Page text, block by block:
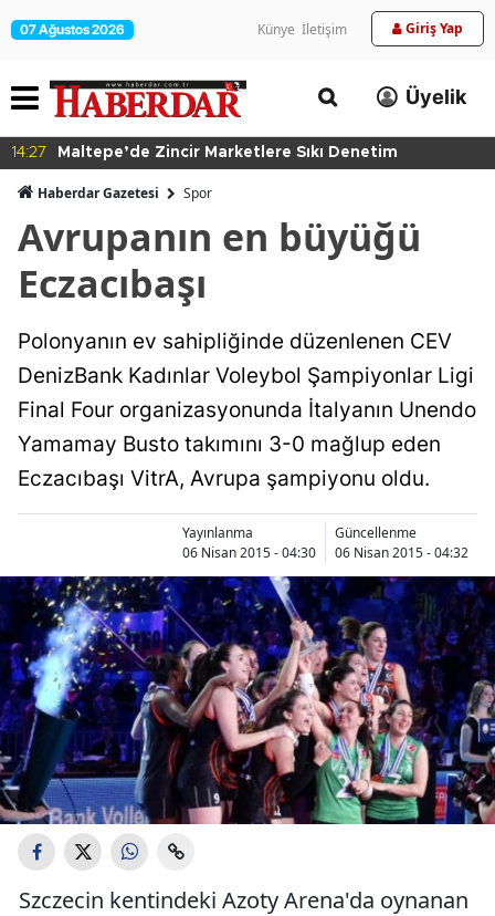
07 Ağustos 2026 Künye İletişim Giriş Yap
Üyelik
14:27 Maltepe’de Zincir Marketlere Sıkı Denetim
Haberdar Gazetesi Spor
Avrupanın en büyüğü
Eczacıbaşı
Polonyanın ev sahipliğinde düzenlenen CEV
DenizBank Kadınlar Voleybol Şampiyonlar Ligi
Final Four organizasyonunda İtalyanın Unendo
Yamamay Busto takımını 3-0 mağlup eden
Eczacıbaşı VitrA, Avrupa şampiyonu oldu.
Yayınlanma
06 Nisan 2015 - 04:30
Güncellenme
06 Nisan 2015 - 04:32
Szczecin kentindeki Azoty Arena'da oynanan